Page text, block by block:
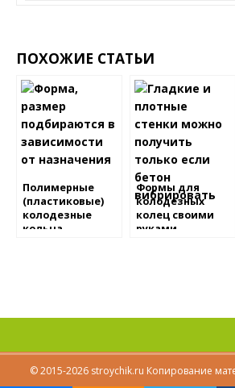
ПОХОЖИЕ СТАТЬИ
Полимерные
(пластиковые)
колодезные
кольца
Формы для
колодезных
колец своими
руками
© 2015-2026 stroychik.ru Копирование